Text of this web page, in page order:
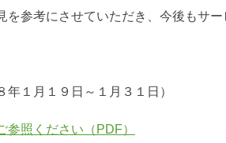
を参考にさせていただき、今後もサー
年１月１９日～１月３１日）
参照ください（PDF）